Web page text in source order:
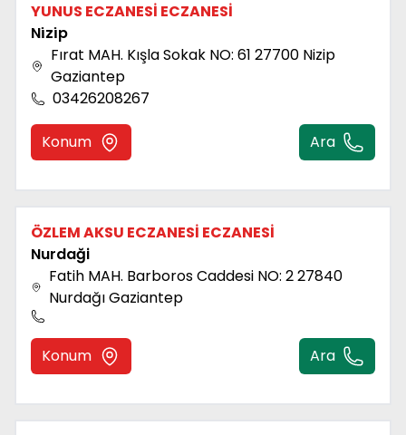
YUNUS ECZANESİ ECZANESİ
Ni̇zi̇p
Fırat MAH. Kışla Sokak NO: 61 27700 Nizip
Gaziantep
03426208267
Konum Ara
ÖZLEM AKSU ECZANESİ ECZANESİ
Nurdaği
Fatih MAH. Barboros Caddesi NO: 2 27840
Nurdağı Gaziantep
Konum Ara